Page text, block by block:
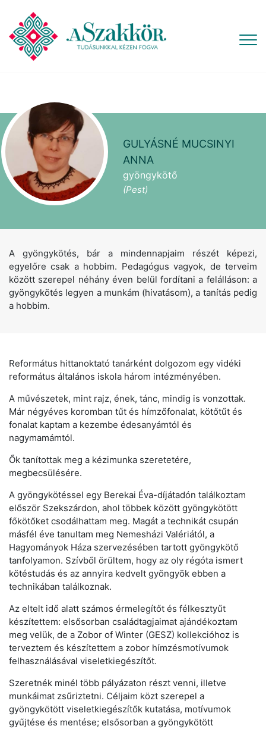
GULYÁSNÉ MUCSINYI
ANNA
gyöngykötő
(Pest)
A gyöngykötés, bár a mindennapjaim részét képezi,
egyelőre csak a hobbim. Pedagógus vagyok, de terveim
között szerepel néhány éven belül fordítani a felálláson: a
gyöngykötés legyen a munkám (hivatásom), a tanítás pedig
a hobbim.
Református hittanoktató tanárként dolgozom egy vidéki
református általános iskola három intézményében.
A művészetek, mint rajz, ének, tánc, mindig is vonzottak.
Már négyéves koromban tűt és hímzőfonalat, kötőtűt és
fonalat kaptam a kezembe édesanyámtól és
nagymamámtól.
Ők tanítottak meg a kézimunka szeretetére,
megbecsülésére.
A gyöngykötéssel egy Berekai Éva-díjátadón találkoztam
először Szekszárdon, ahol többek között gyöngykötött
főkötőket csodálhattam meg. Magát a technikát csupán
másfél éve tanultam meg Nemesházi Valériától, a
Hagyományok Háza szervezésében tartott gyöngykötő
tanfolyamon. Szívből örültem, hogy az oly régóta ismert
kötéstudás és az annyira kedvelt gyöngyök ebben a
technikában találkoznak.
Az eltelt idő alatt számos érmelegítőt és félkesztyűt
készítettem: elsősorban családtagjaimat ajándékoztam
meg velük, de a Zobor of Winter (GESZ) kollekcióhoz is
terveztem és készítettem a zobor hímzésmotívumok
felhasználásával viseletkiegészítőt.
Szeretnék minél több pályázaton részt venni, illetve
munkáimat zsűriztetni. Céljaim közt szerepel a
gyöngykötött viseletkiegészítők kutatása, motívumok
gyűjtése és mentése; elsősorban a gyöngykötött